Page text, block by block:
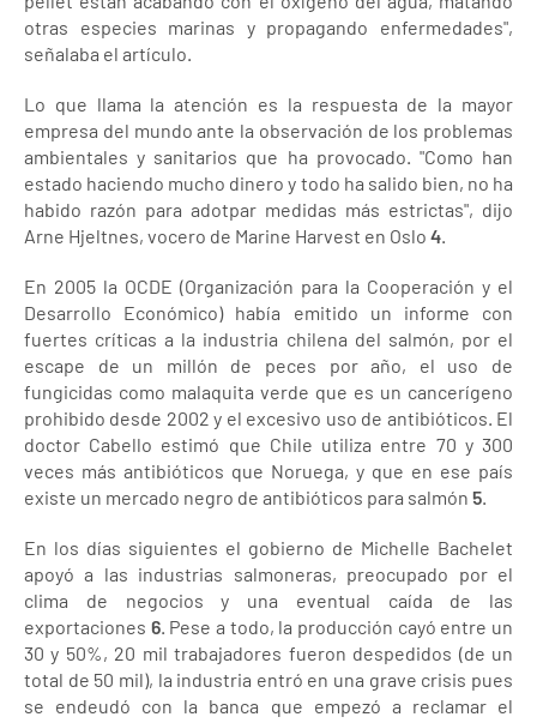
otras especies marinas y propagando enfermedades",
señalaba el artículo.
Lo que llama la atención es la respuesta de la mayor
empresa del mundo ante la observación de los problemas
ambientales y sanitarios que ha provocado. "Como han
estado haciendo mucho dinero y todo ha salido bien, no ha
habido razón para adotpar medidas más estrictas", dijo
Arne Hjeltnes, vocero de Marine Harvest en Oslo 4.
En 2005 la OCDE (Organización para la Cooperación y el
Desarrollo Económico) había emitido un informe con
fuertes críticas a la industria chilena del salmón, por el
escape de un millón de peces por año, el uso de
fungicidas como malaquita verde que es un cancerígeno
prohibido desde 2002 y el excesivo uso de antibióticos. El
doctor Cabello estimó que Chile utiliza entre 70 y 300
veces más antibióticos que Noruega, y que en ese país
existe un mercado negro de antibióticos para salmón 5.
En los días siguientes el gobierno de Michelle Bachelet
apoyó a las industrias salmoneras, preocupado por el
clima de negocios y una eventual caída de las
exportaciones 6. Pese a todo, la producción cayó entre un
30 y 50%, 20 mil trabajadores fueron despedidos (de un
total de 50 mil), la industria entró en una grave crisis pues
se endeudó con la banca que empezó a reclamar el